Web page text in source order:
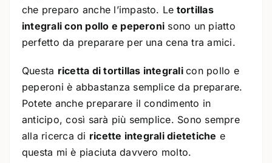
che preparo anche l’impasto. Le tortillas
integrali con pollo e peperoni sono un piatto
perfetto da preparare per una cena tra amici.
Questa ricetta di tortillas integralicon pollo e
peperoni è abbastanza semplice da preparare.
Potete anche preparare il condimento in
anticipo, così sarà più semplice. Sono sempre
alla ricerca di ricette integrali dietetiche e
questa mi è piaciuta davvero molto.